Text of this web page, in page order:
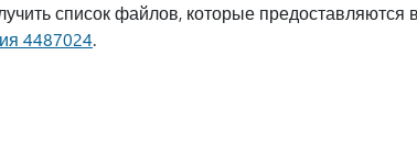
список файлов, которые предоставляются
4487024.